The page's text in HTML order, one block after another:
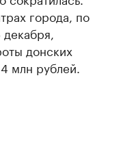
города, по
донских
млн рублей.